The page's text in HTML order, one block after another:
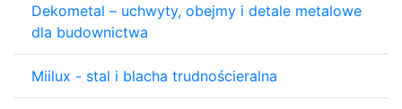
Dekometal – uchwyty, obejmy i detale metalowe
dla budownictwa
Miilux - stal i blacha trudnościeralna